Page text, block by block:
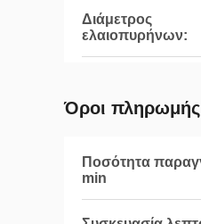
Διάμετρος
ελαιοπυρήνων:
Όροι πληρωμής
Ποσότητα
min